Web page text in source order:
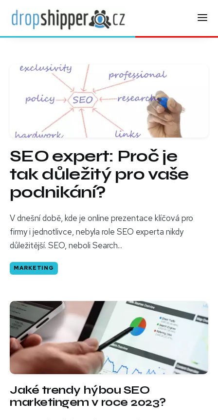
SEO expert: Proč je
tak důležitý pro vaše
podnikání?
V dnešní době, kde je online prezentace klíčová pro
firmy i jednotlivce, nebyla role SEO experta nikdy
důležitější. SEO, neboli Search...
MARKETING
Jaké trendy hýbou SEO
marketingem v roce 2023?